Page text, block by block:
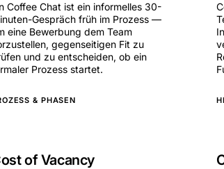
Coffee Chat ist ein informelles 30-
Gespräch früh im Prozess —
eine Bewerbung dem Team
gegenseitigen Fit zu
und zu entscheiden, ob ein
Prozess startet.
& PHASEN
of Vacancy